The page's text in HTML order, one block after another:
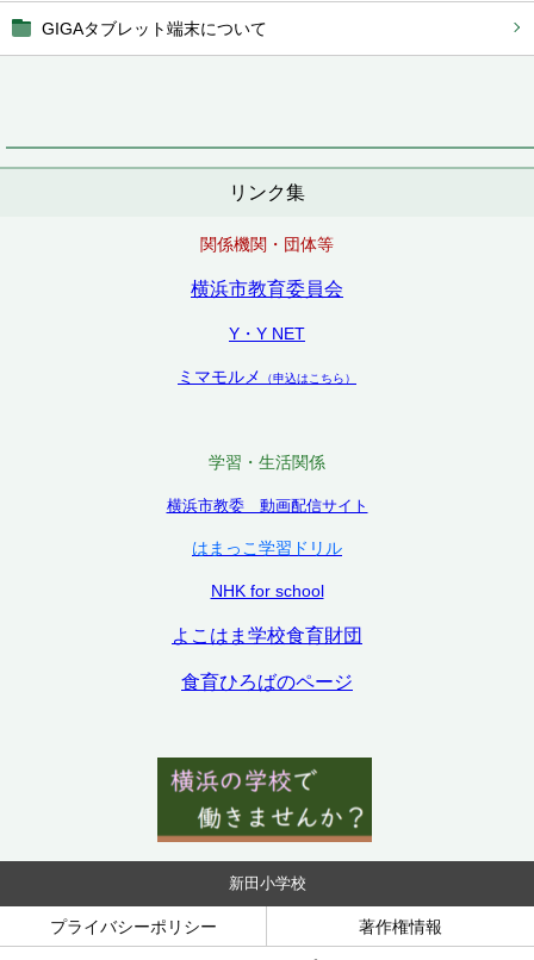
GIGAタブレット端末について
リンク集
関係機関・団体等
横浜市教育委員会
Y・Y NET
ミマモルメ （申込はこちら）
学習・生活関係
横浜市教委 動画配信サイト
はまっこ学習ドリル
NHK for school
よこはま学校食育財団
食育ひろばのページ
新田小学校
プライバシーポリシー 著作権情報